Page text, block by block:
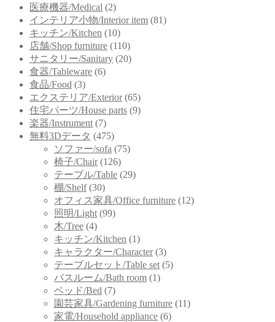
医療機器/Medical (2)
インテリア小物/Interior item (81)
キッチン/Kitchen (10)
店舗/Shop furniture (110)
サニタリー/Sanitary (20)
食器/Tableware (6)
食品/Food (3)
エクステリア/Exterior (65)
住宅パーツ/House parts (9)
楽器/Instrument (7)
無料3Dデータ (475)
ソファー/sofa (75)
椅子/Chair (126)
テーブル/Table (29)
棚/Shelf (30)
オフィス家具/Office furniture (12)
照明/Light (99)
木/Tree (4)
キッチン/Kitchen (1)
キャラクター/Character (3)
テーブルセット/Table set (5)
バスルーム/Bath room (1)
ベッド/Bed (7)
園芸家具/Gardening furniture (11)
家電/Household appliance (6)